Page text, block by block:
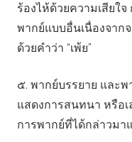
ร้องไห้ด้วยความเสียใ
พากย์แบบอื่นเนื่องจาก
ด้วยคำว่า “เพ้ย”
๕. พากย์บรรยาย และพ
แสดงการสนทนา หรือเ
การพากย์ที่ได้กล่าวมา